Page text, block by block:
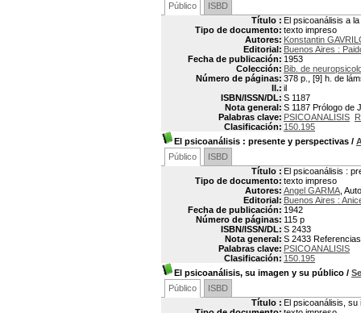
Público
ISBD
Título : El psicoanálisis a
Tipo de documento: texto impreso
Autores: Konstantin
Editorial: Buenos Aires :
Fecha de publicación: 1953
Colección: Bib. de
Número de páginas: 378 p., [9] h. de
Il.: il
ISBN/ISSN/DL: S 1187
Nota general: S 1187 Prólogo de
Palabras clave: PSICOANALISIS
Clasificación: 150.195
El psicoanálisis : presente y perspectivas /
Público
ISBD
Título : El psicoanálisis :
Tipo de documento: texto impreso
Autores: Angel GARMA ,
Editorial: Buenos Aires :
Fecha de publicación: 1942
Número de páginas: 115 p
ISBN/ISSN/DL: S 2433
Nota general: S 2433
Palabras clave: PSICOANALISIS
Clasificación: 150.195
El psicoanálisis, su imagen y su público /
Público
ISBD
Título : El psicoanálisis, su